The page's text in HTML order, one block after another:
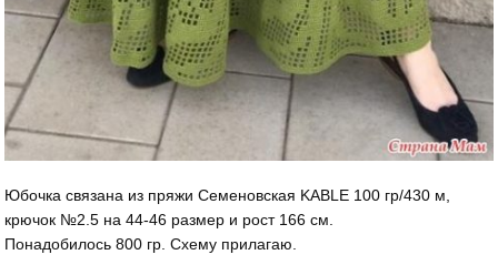
Юбочка связана из пряжи Семеновская KABLE 100 гр/430 м,
крючок №2.5 на 44-46 размер и рост 166 см.
Понадобилось 800 гр. Схему прилагаю.